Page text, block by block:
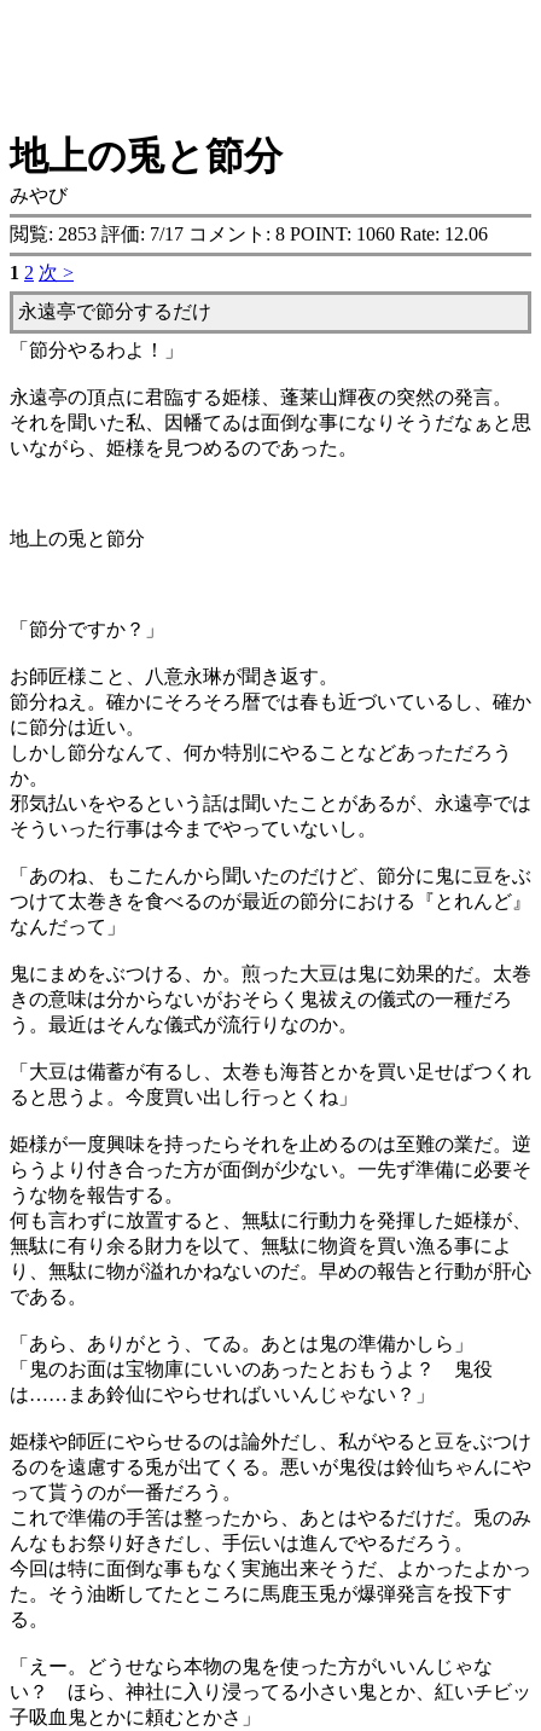
地上の兎と節分
みやび
閲覧: 2853 評価: 7/17 コメント: 8 POINT: 1060 Rate: 12.06
1 2 次 >
永遠亭で節分するだけ
「節分やるわよ！」
永遠亭の頂点に君臨する姫様、蓬莱山輝夜の突然の発言。
それを聞いた私、因幡てゐは面倒な事になりそうだなぁと思
いながら、姫様を見つめるのであった。
地上の兎と節分
「節分ですか？」
お師匠様こと、八意永琳が聞き返す。
節分ねえ。確かにそろそろ暦では春も近づいているし、確か
に節分は近い。
しかし節分なんて、何か特別にやることなどあっただろう
か。
邪気払いをやるという話は聞いたことがあるが、永遠亭では
そういった行事は今までやっていないし。
「あのね、もこたんから聞いたのだけど、節分に鬼に豆をぶ
つけて太巻きを食べるのが最近の節分における『とれんど』
なんだって」
鬼にまめをぶつける、か。煎った大豆は鬼に効果的だ。太巻
きの意味は分からないがおそらく鬼祓えの儀式の一種だろ
う。最近はそんな儀式が流行りなのか。
「大豆は備蓄が有るし、太巻も海苔とかを買い足せばつくれ
ると思うよ。今度買い出し行っとくね」
姫様が一度興味を持ったらそれを止めるのは至難の業だ。逆
らうより付き合った方が面倒が少ない。一先ず準備に必要そ
うな物を報告する。
何も言わずに放置すると、無駄に行動力を発揮した姫様が、
無駄に有り余る財力を以て、無駄に物資を買い漁る事によ
り、無駄に物が溢れかねないのだ。早めの報告と行動が肝心
である。
「あら、ありがとう、てゐ。あとは鬼の準備かしら」
「鬼のお面は宝物庫にいいのあったとおもうよ？ 鬼役
は……まあ鈴仙にやらせればいいんじゃない？」
姫様や師匠にやらせるのは論外だし、私がやると豆をぶつけ
るのを遠慮する兎が出てくる。悪いが鬼役は鈴仙ちゃんにや
って貰うのが一番だろう。
これで準備の手筈は整ったから、あとはやるだけだ。兎のみ
んなもお祭り好きだし、手伝いは進んでやるだろう。
今回は特に面倒な事もなく実施出来そうだ、よかったよかっ
た。そう油断してたところに馬鹿玉兎が爆弾発言を投下す
る。
「えー。どうせなら本物の鬼を使った方がいいんじゃな
い？ ほら、神社に入り浸ってる小さい鬼とか、紅いチビッ
子吸血鬼とかに頼むとかさ」